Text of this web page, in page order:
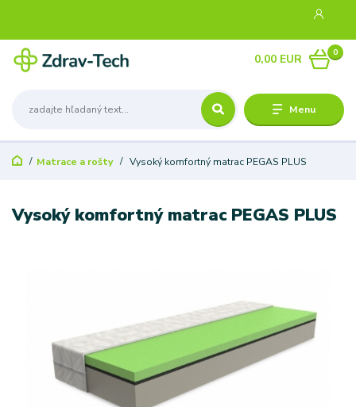
Menu
0
0,00 EUR
Matrace a rošty Vysoký komfortný matrac PEGAS PLUS
Vysoký komfortný matrac PEGAS PLUS